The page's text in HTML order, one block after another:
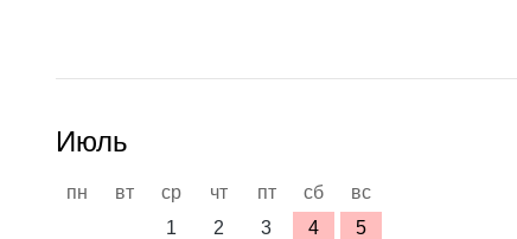
Июль
пн вт ср чт пт сб
вс
1
2 3 4
5